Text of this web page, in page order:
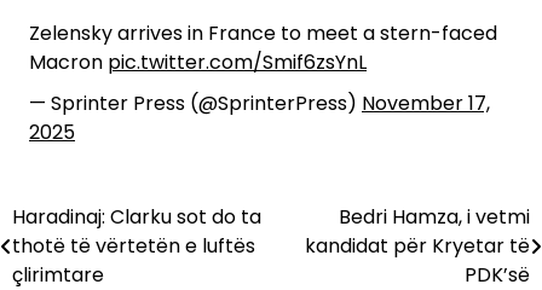
Zelensky arrives in France to meet a stern-faced
Macron pic.twitter.com/Smif6zsYnL
— Sprinter Press (@SprinterPress) November 17,
2025
Lëvizje
te
Haradinaj: Clarku sot do ta
thotë të vërtetën e luftës
çlirimtare
Bedri Hamza, i vetmi
kandidat për Kryetar të
PDK’së